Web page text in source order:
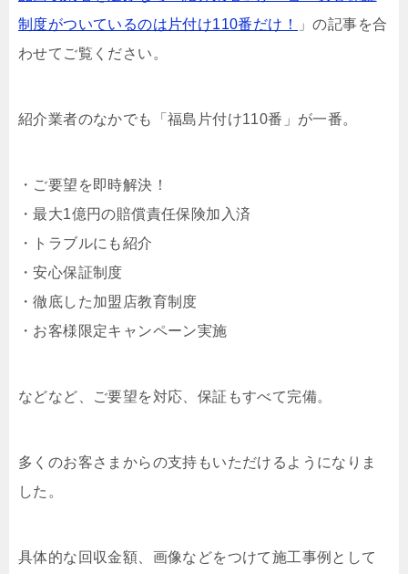
制度がついているのは片付け110番だけ！
」の記事を合
わせてご覧ください。
紹介業者のなかでも「福島片付け110番」が一番。
・ご要望を即時解決！
・最大1億円の賠償責任保険加入済
・トラブルにも紹介
・安心保証制度
・徹底した加盟店教育制度
・お客様限定キャンペーン実施
などなど、ご要望を対応、保証もすべて完備。
多くのお客さまからの支持もいただけるようになりま
した。
具体的な回収金額、画像などをつけて施工事例として